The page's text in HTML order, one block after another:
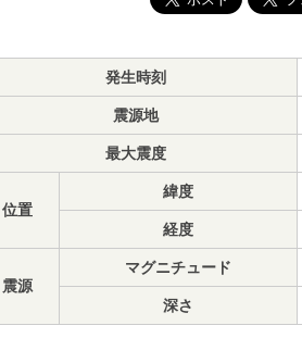
発生時刻
震源地
最大震度
位置
緯度
経度
震源
マグニチュード
深さ